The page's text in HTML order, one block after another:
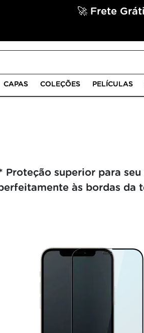
🚀 Frete
CAPAS COLEÇÕES PELÍCULAS
Proteção superior para
às bordas da